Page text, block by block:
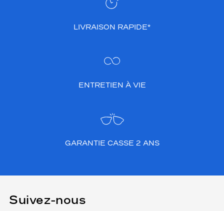
LIVRAISON RAPIDE*
ENTRETIEN À VIE
GARANTIE CASSE 2 ANS
Suivez-nous